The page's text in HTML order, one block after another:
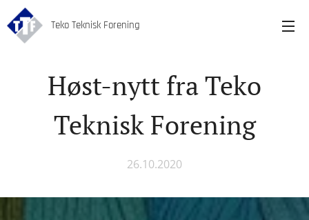
Teko Teknisk Forening
Høst-nytt fra Teko
Teknisk Forening
26.10.2020